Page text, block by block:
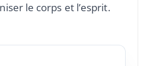
le corps et l’esprit.